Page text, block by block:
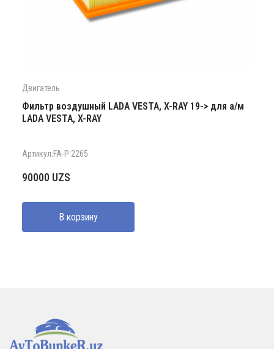
Двигатель
Фильтр воздушный LADA VESTA, X-RAY 19-> для а/м
LADA VESTA, X-RAY
Артикул:FA-P 2265
90000 UZS
В корзину